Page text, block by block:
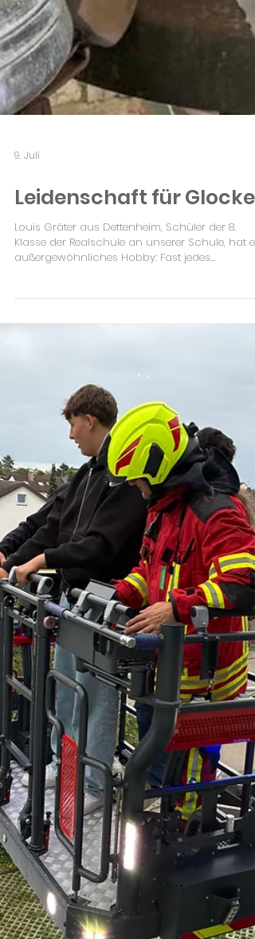
Leidenschaft für Glocken
Louis Gräter aus Dettenheim, Schüler der 8.
Klasse der Realschule an unserer Schule, hat
außergewöhnliches Hobby: Fast jedes
Wochenende zieht er mit einer Gruppe
Gleichgesinnter aus dem ganzen Bundesgebiet
los, um Kirchen zu besuchen und in den
Glockentürmen zu filmen. Seit drei Jahren
er dazu den YouTube-Kanal „Glockenklang BW",
der mittlerweile über 2.240 Abonnenten zählt.
Entdeckt hat er seine Leidenschaft bereits mit
sieben Jahren, als ihm eine Kirchenmitarbe